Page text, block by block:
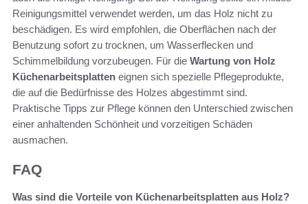
Reinigungsmittel verwendet werden, um das Holz nicht zu
beschädigen. Es wird empfohlen, die Oberflächen nach der
Benutzung sofort zu trocknen, um Wasserflecken und
Schimmelbildung vorzubeugen. Für die Wartung von Holz
Küchenarbeitsplatten eignen sich spezielle Pflegeprodukte,
die auf die Bedürfnisse des Holzes abgestimmt sind.
Praktische Tipps zur Pflege können den Unterschied zwischen
einer anhaltenden Schönheit und vorzeitigen Schäden
ausmachen.
FAQ
Was sind die Vorteile von Küchenarbeitsplatten aus Holz?